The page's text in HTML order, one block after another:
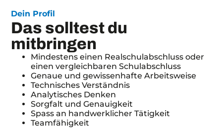
Dein Profil
Das solltest du
mitbringen
Mindestens einen Realschulabschluss oder
einen vergleichbaren Schulabschluss
Genaue und gewissenhafte Arbeitsweise
Technisches Verständnis
Analytisches Denken
Sorgfalt und Genauigkeit
Spass an handwerklicher Tätigkeit
Teamfähigkeit